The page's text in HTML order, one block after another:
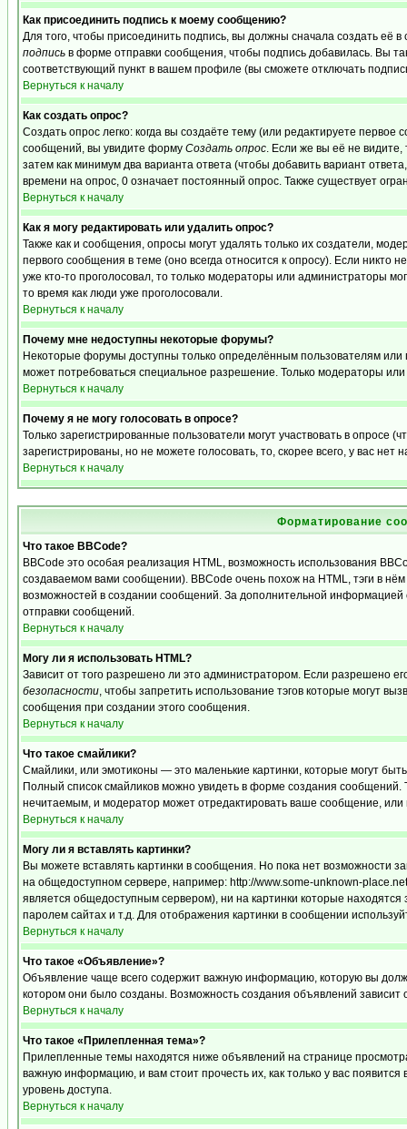
Как присоединить подпись к моему сообщению?
Для того, чтобы присоединить подпись, вы должны сначала создать её
подпись в форме отправки сообщения, чтобы подпись добавилась. Вы
соответствующий пункт в вашем профиле (вы сможете отключать
Вернуться к началу
Как создать опрос?
Создать опрос легко: когда вы создаёте тему (или редактируете
сообщений, вы увидите форму Создать опрос. Если же вы её не видите,
затем как минимум два варианта ответа (чтобы добавить вариант
времени на опрос, 0 означает постоянный опрос. Также существует
Вернуться к началу
Как я могу редактировать или удалить опрос?
Также как и сообщения, опросы могут удалять только их создатели,
первого сообщения в теме (оно всегда относится к опросу). Если никто
уже кто-то проголосовал, то только модераторы или администраторы
то время как люди уже проголосовали.
Вернуться к началу
Почему мне недоступны некоторые форумы?
Некоторые форумы доступны только определённым пользователям или
может потребоваться специальное разрешение. Только модераторы
Вернуться к началу
Почему я не могу голосовать в опросе?
Только зарегистрированные пользователи могут участвовать в опросе
зарегистрированы, но не можете голосовать, то, скорее всего, у вас нет
Вернуться к началу
Форматирование
Что такое BBCode?
BBCode это особая реализация HTML, возможность использования
создаваемом вами сообщении). BBCode очень похож на HTML, тэги в
возможностей в создании сообщений. За дополнительной
отправки сообщений.
Вернуться к началу
Могу ли я использовать HTML?
Зависит от того разрешено ли это администратором. Если разрешено
безопасности, чтобы запретить использование тэгов которые могут
сообщения при создании этого сообщения.
Вернуться к началу
Что такое смайлики?
Смайлики, или эмотиконы — это маленькие картинки, которые могут
Полный список смайликов можно увидеть в форме создания сообщений.
нечитаемым, и модератор может отредактировать ваше сообщение, или
Вернуться к началу
Могу ли я вставлять картинки?
Вы можете вставлять картинки в сообщения. Но пока нет возможности
на общедоступном сервере, например: http://www.some-unknown-
является общедоступным сервером), ни на картинки которые
паролем сайтах и т.д. Для отображения картинки в сообщении
Вернуться к началу
Что такое «Объявление»?
Объявление чаще всего содержит важную информацию, которую вы
котором они было созданы. Возможность создания объявлений
Вернуться к началу
Что такое «Прилепленная тема»?
Прилепленные темы находятся ниже объявлений на странице
важную информацию, и вам стоит прочесть их, как только у вас
уровень доступа.
Вернуться к началу